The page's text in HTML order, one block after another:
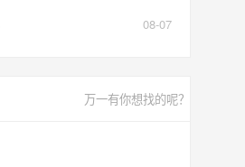
08-07
万一有你想找的呢？